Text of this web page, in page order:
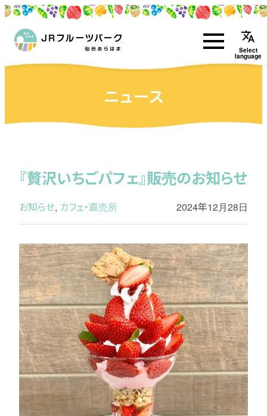
translate
Select
language
ニュース
『贅沢いちごパフェ』販売のお知らせ
お知らせ, カフェ・直売所 2024年12月28日